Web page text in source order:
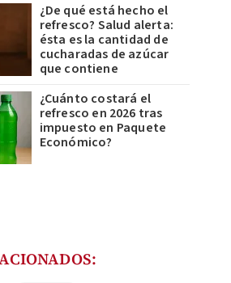
¿De qué está hecho el
refresco? Salud alerta:
ésta es la cantidad de
cucharadas de azúcar
que contiene
¿Cuánto costará el
refresco en 2026 tras
impuesto en Paquete
Económico?